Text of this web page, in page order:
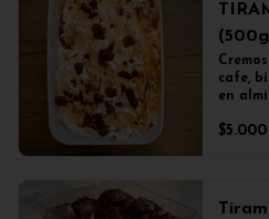
cafe,
en
$5.000